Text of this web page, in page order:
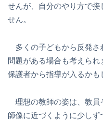
せんが、自分のやり方で接
せん。
多くの子どもから反発さ
問題がある場合も考えら
保護者から指導が入るかも
理想の教師の姿は、教員
師像に近づくように少し